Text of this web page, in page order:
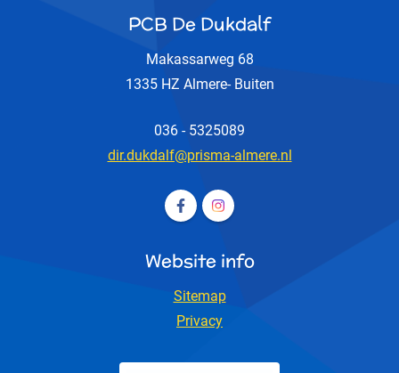
PCB De Dukdalf
Makassarweg 68
1335 HZ Almere- Buiten
036 - 5325089
dir.dukdalf@prisma-almere.nl
Volg ons op Facebook PCB De
Volg ons op Instagram
Website info
Sitemap
Privacy